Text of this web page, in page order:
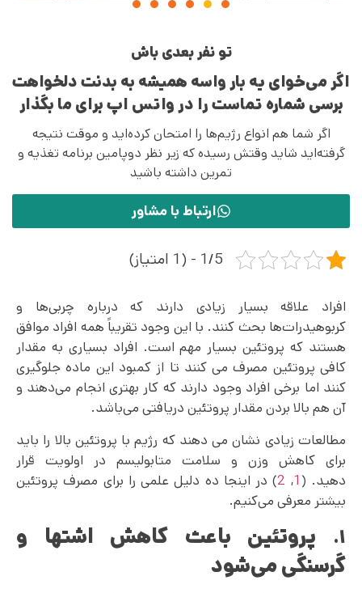
تو نفر بعدی باش
اگر می‌خوای یه بار واسه همیشه به بدنت دلخواهت
برسی شماره تماست را در واتس اپ برای ما بگذار
اگر شما هم انواع رژیم‌ها را امتحان کرده‌اید و موقت نتیجه
گرفته‌اید شاید وقتش رسیده که زیر نظر دوپامین برنامه تغذیه و
تمرین داشته باشید
ارتباط با مشاور
1/5 - (1 امتیاز)
افراد علاقه بسیار زیادی دارند که درباره چربی‌‌ها و
کربوهیدرات‌‌ها بحث کنند. با این وجود تقریباً همه افراد موافق
هستند که پروتئین بسیار مهم است. افراد بسیاری به مقدار
کافی پروتئین مصرف می‌ کنند تا از کمبود این ماده جلوگیری
کنند اما برخی افراد وجود دارند که کار بهتری انجام می‌دهند و
آن هم بالا بردن مقدار پروتئین دریافتی می‌باشد.
مطالعات زیادی نشان می‌ دهند که رژیم با پروتئین بالا را باید
برای کاهش وزن و سلامت متابولیسم در اولویت قرار
دهید. ( 1
,
2) در اینجا ده دلیل علمی را برای مصرف پروتئین
بیشتر معرفی می‌کنیم.
۱.
پروتئین باعث کاهش اشتها و
گرسنگی می‌شود